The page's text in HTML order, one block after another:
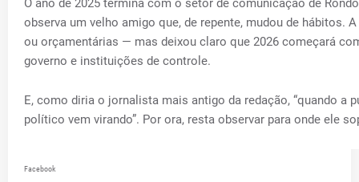
O ano de 2025 termina com o setor de comunicação de
observa um velho amigo que, de repente, mudou de hábitos.
ou orçamentárias — mas deixou claro que 2026 começará
governo e instituições de controle.
E, como diria o jornalista mais antigo da redação, “quando a
político vem virando”. Por ora, resta observar para onde ele
Facebook